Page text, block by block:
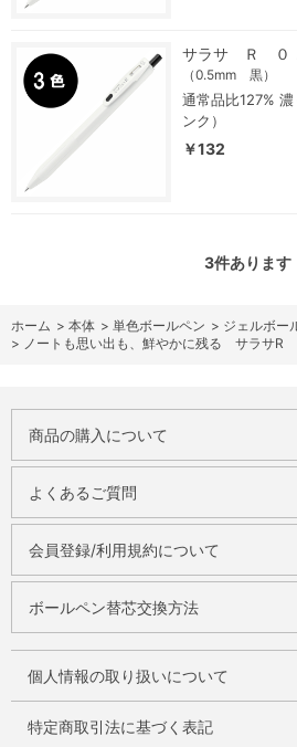
サラサ Ｒ ０
（0.5mm 黒）
通常品比127%
ンク）
￥132
3件あります
ホーム > 本体 > 単色ボールペン > ジェルボー
> ノートも思い出も、鮮やかに残る サラサR
商品の購入について
よくあるご質問
会員登録/利用規約について
ボールペン替芯交換方法
個人情報の取り扱いについて
特定商取引法に基づく表記